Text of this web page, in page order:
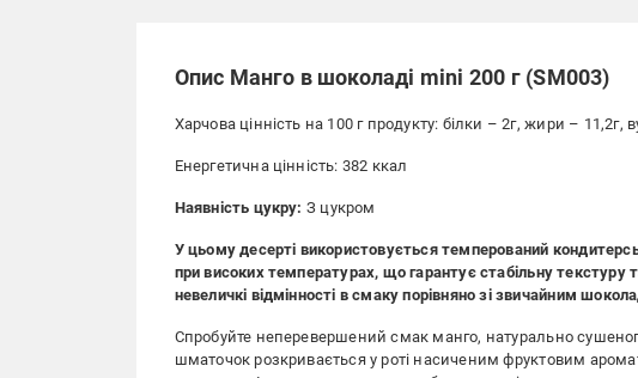
Опис Манго в шоколаді mini 200 г (SM003)
Харчова цінність на 100 г продукту: білки – 2г, жири – 11,2г,
Енергетична цінність: 382 ккал
Наявність цукру: З цукром
У цьому десерті використовується темперований
при високих температурах, що гарантує стабільну текстуру
невеличкі відмінності в смаку порівняно зі звичайним
Спробуйте неперевершений смак манго, натурально
шматочок розкривається у роті насиченим фруктовим